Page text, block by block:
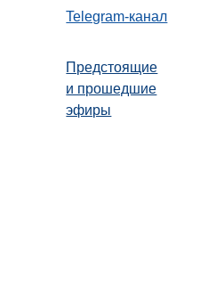
Telegram-канал
Предстоящие
и прошедшие
эфиры